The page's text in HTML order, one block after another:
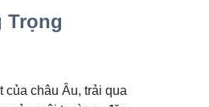
Trọng
của châu Âu, trải qua